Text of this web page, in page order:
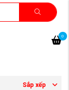
0
Sắp xếp